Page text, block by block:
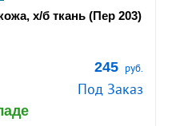
х/б ткань (Пер 203)
245 руб.
Под Заказ